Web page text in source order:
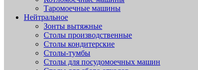
Таромоечные машины
Нейтральное
Зонты вытяжные
Столы производственные
Столы кондитерские
Столы-тумбы
Столы для посудомоечных машин